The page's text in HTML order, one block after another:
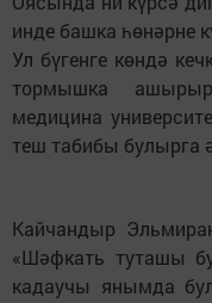
инде башка һөнәрне
Ул бүгенге көндә
тормышка
медицина
теш табибы булырга
Кайчандыр
«Шәфкать туташы
кадаучы янымда